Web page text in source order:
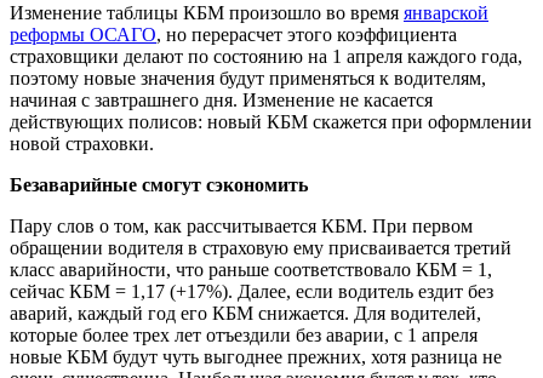
Изменение таблицы КБМ произошло во время январской
реформы ОСАГО, но перерасчет этого коэффициента
страховщики делают по состоянию на 1 апреля каждого года,
поэтому новые значения будут применяться к водителям,
начиная с завтрашнего дня. Изменение не касается
действующих полисов: новый КБМ скажется при оформлении
новой страховки.
Безаварийные смогут сэкономить
Пару слов о том, как рассчитывается КБМ. При первом
обращении водителя в страховую ему присваивается третий
класс аварийности, что раньше соответствовало КБМ = 1,
сейчас КБМ = 1,17 (+17%). Далее, если водитель ездит без
аварий, каждый год его КБМ снижается. Для водителей,
которые более трех лет отъездили без аварии, с 1 апреля
новые КБМ будут чуть выгоднее прежних, хотя разница не